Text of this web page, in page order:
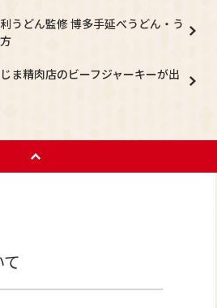
うどん監修 博多手延べうどん・う
ま精肉店のビーフジャーキーが出